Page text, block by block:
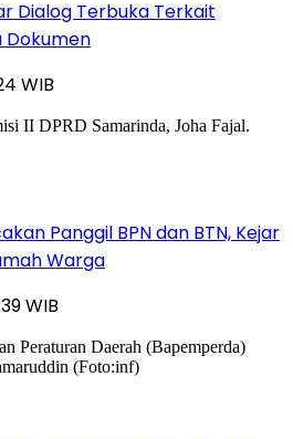
Dialog Terbuka Terkait
Dokumen
WIB
Panggil BPN dan BTN, Kejar
Warga
WIB